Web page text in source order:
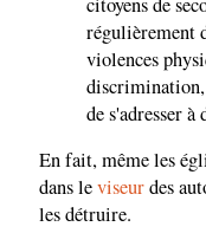
régulièrement
violences
de s'adresser à
En fait, même les
dans leviseurdes
les détruire.